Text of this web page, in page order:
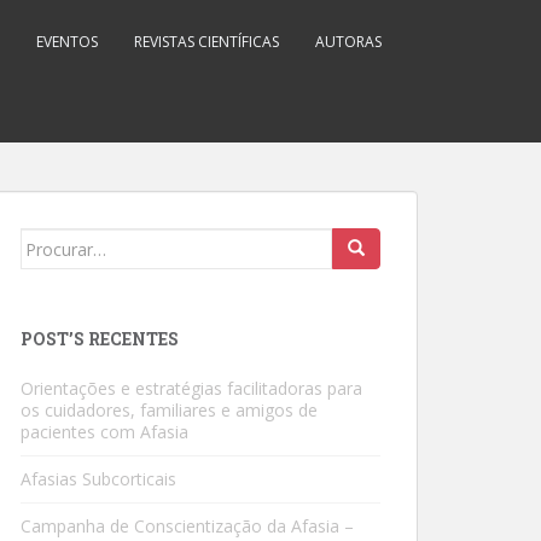
EVENTOS REVISTAS CIENTÍFICAS AUTORAS
Search
POST’S RECENTES
Orientações e estratégias facilitadoras para
os cuidadores, familiares e amigos de
pacientes com Afasia
Afasias Subcorticais
Campanha de Conscientização da Afasia –